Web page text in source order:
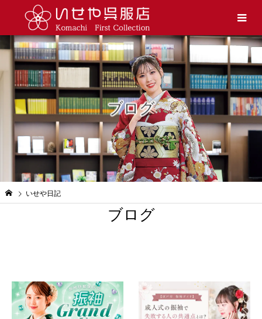
ブログ
いせや日記
ブログ